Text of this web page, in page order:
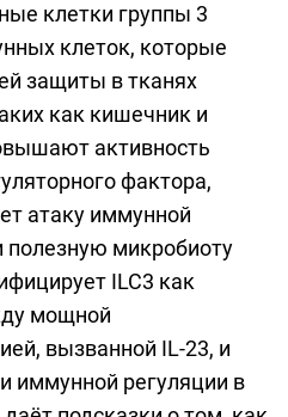
клетки группы 3
клеток, которые
защиты в тканях
как кишечник и
активность
фактора,
атаку иммунной
полезную микробиоту
ILC3 как
мощной
вызванной IL-23, и
иммунной регуляции в